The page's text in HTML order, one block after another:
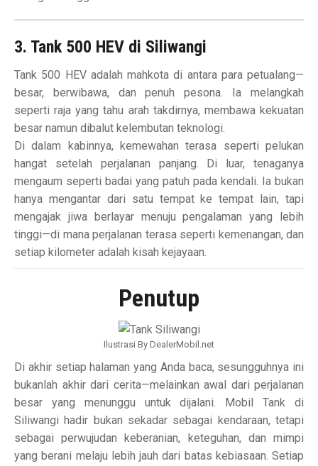
3. Tank 500 HEV di Siliwangi
Tank 500 HEV adalah mahkota di antara para petualang—
besar, berwibawa, dan penuh pesona. Ia melangkah
seperti raja yang tahu arah takdirnya, membawa kekuatan
besar namun dibalut kelembutan teknologi.
Di dalam kabinnya, kemewahan terasa seperti pelukan
hangat setelah perjalanan panjang. Di luar, tenaganya
mengaum seperti badai yang patuh pada kendali. Ia bukan
hanya mengantar dari satu tempat ke tempat lain, tapi
mengajak jiwa berlayar menuju pengalaman yang lebih
tinggi—di mana perjalanan terasa seperti kemenangan, dan
setiap kilometer adalah kisah kejayaan.
Penutup
Ilustrasi By DealerMobil.net
Di akhir setiap halaman yang Anda baca, sesungguhnya ini
bukanlah akhir dari cerita—melainkan awal dari perjalanan
besar yang menunggu untuk dijalani. Mobil Tank di
Siliwangi hadir bukan sekadar sebagai kendaraan, tetapi
sebagai perwujudan keberanian, keteguhan, dan mimpi
yang berani melaju lebih jauh dari batas kebiasaan. Setiap